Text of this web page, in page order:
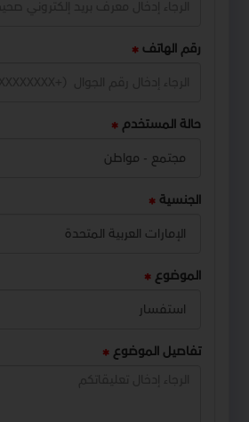
رقم الهاتف
حالة المستخدم
الجنسية
الموضوع
تفاصيل الموضوع